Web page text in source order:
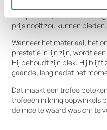
prijs nooit zou kunnen bieden.
Wanneer het materiaal, het
prestatie in lijn zijn, wordt
Hij behoudt zijn plek. Hij blijft
gaande, lang nadat het
Dat maakt een trofee
trofeeën in kringloopwinkels
de moeite waard was om te